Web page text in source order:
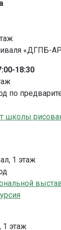
«ДГПБ-
18:30
по
школы
1 этаж
1 этаж